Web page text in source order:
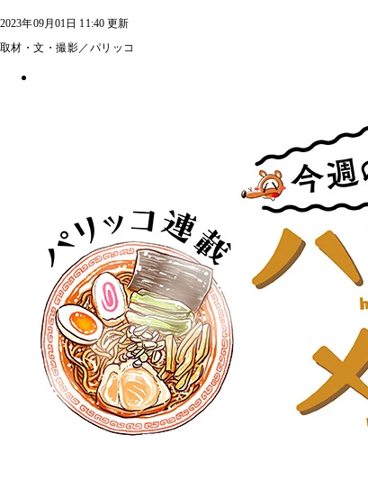
2023年09月01日 11:40 更新
取材・文・撮影／パリッコ